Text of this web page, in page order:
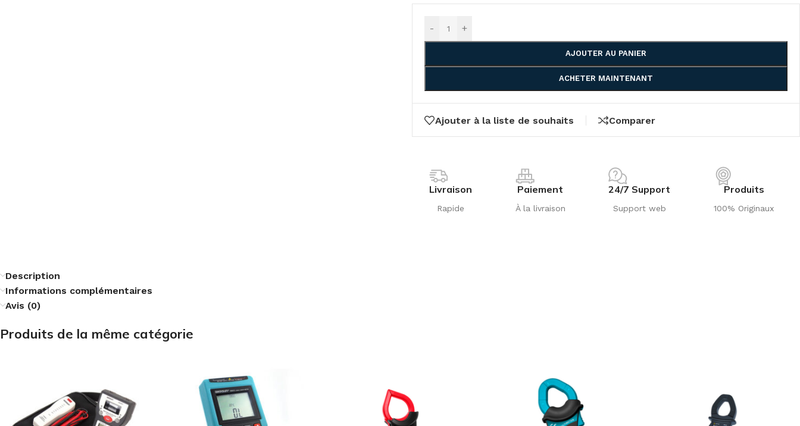
- +
AJOUTER AU PANIER
ACHETER MAINTENANT
Ajouter à la liste de souhaits Comparer
Livraison
Rapide
Paiement
À la livraison
24/7 Support
Support web
Produits
100% Originaux
Description
Informations complémentaires
Avis (0)
Produits de la même catégorie